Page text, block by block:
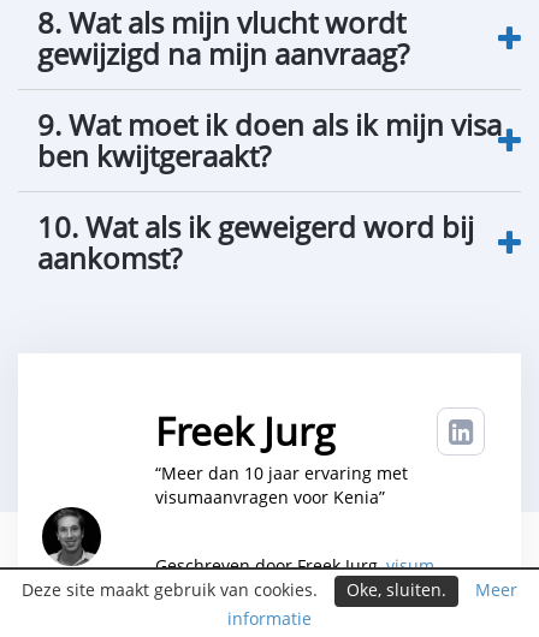
8. Wat als mijn vlucht wordt
gewijzigd na mijn aanvraag?
9. Wat moet ik doen als ik mijn visa
ben kwijtgeraakt?
10. Wat als ik geweigerd word bij
aankomst?
Freek Jurg
“Meer dan 10 jaar ervaring met
visumaanvragen voor Kenia”
Geschreven door Freek Jurg,visum
consultant bij Evisumservice B.V,reviewed
by Mattijs Wijnmalen, Immigration
Deze site maakt gebruik van cookies. Oke‚ sluiten.
Meer
informatie